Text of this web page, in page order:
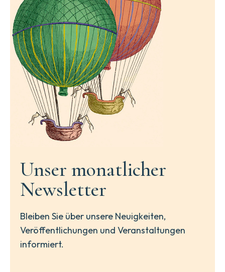
Unser monatlicher
Newsletter
Bleiben Sie über unsere Neuigkeiten,
Veröffentlichungen und Veranstaltungen
informiert.